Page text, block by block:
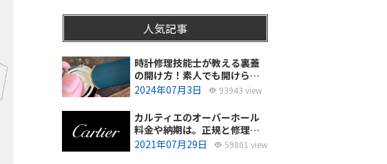
人気記事
時計修理技能士が教える裏蓋
の開け方！素人でも開けられ
る？
2024年07月3日 93943 view
カルティエのオーバーホール
料金や納期は。正規と修理専
門店の比較どちらがおすす
2021年07月29日 59801 view